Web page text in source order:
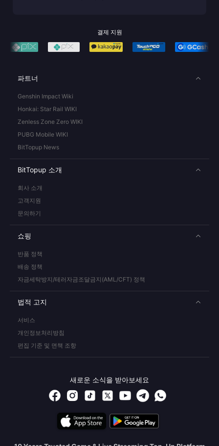
결제 지원
파트너
Genshin Impact Wiki
Honkai: Star Rail WIKI
Zenless Zone Zero WIKI
PUBG Mobile WIKI
BitTopup News
BitTopup 소개
회사 소개
고객지원
문의하기
쇼핑
반품 정책
배송 정책
자금세탁방지/테러자금조달금지(AML/CFT) 정책
법적 고지
서비스
개인정보처리방침
편집 기준 및 면책 조항
새로운 소식을 받아보세요